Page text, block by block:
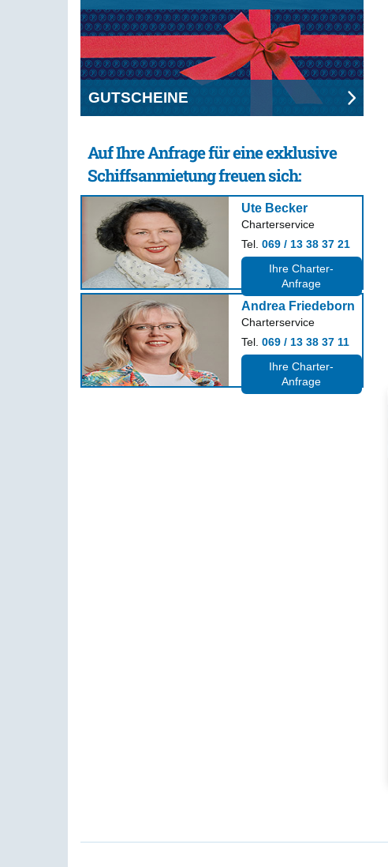
GUTSCHEINE
Auf Ihre Anfrage für eine exklusive
Schiffsanmietung freuen sich:
Ute Becker
Charterservice
Tel. 069 / 13 38 37 21
Ihre Charter-
Anfrage
Andrea Friedeborn
Charterservice
Tel. 069 / 13 38 37 11
Ihre Charter-
Anfrage